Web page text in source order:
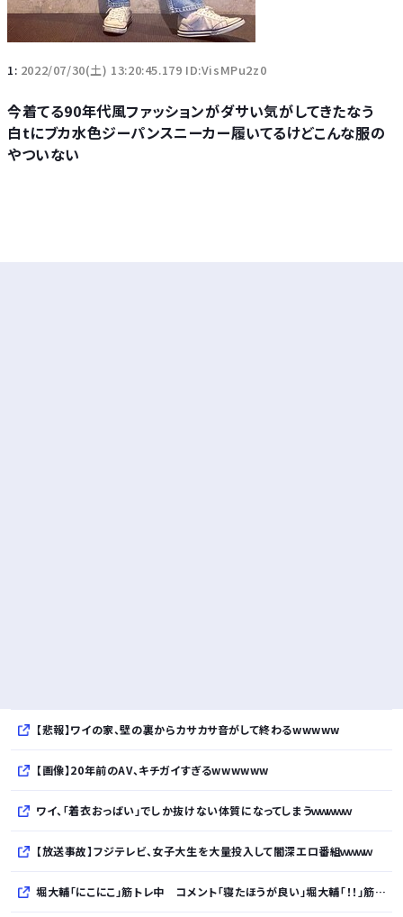
1: 2022/07/30(土) 13:20:45.179 ID:VisMPu2z0
今着てる90年代風ファッションがダサい気がしてきたなう
白tにブカ水色ジーパンスニーカー履いてるけどこんな服の
やついない
【悲報】ワイの家、壁の裏からカサカサ音がして終わるwwwww
【画像】20年前のAV、キチガイすぎるwwwwww
ワイ、「着衣おっばい」でしか抜けない体質になってしまうｗｗｗｗｗ
【放送事故】フジテレビ、女子大生を大量投入して闇深エロ番組ｗｗｗｗ
堀大輔「にこにこ」筋トレ中 コメント「寝たほうが良い」堀大輔「！！」筋トレ器具を破壊